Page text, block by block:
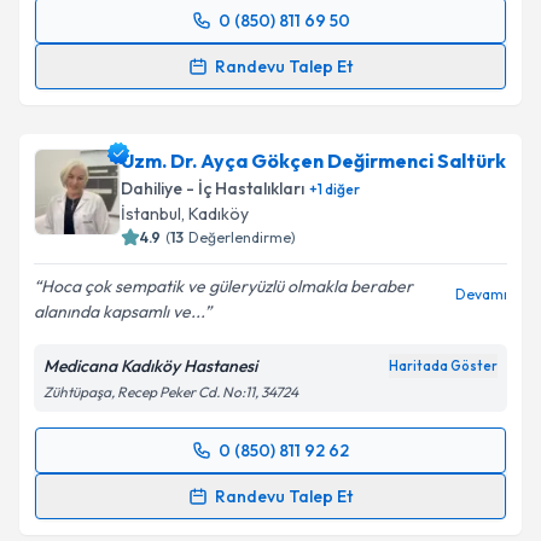
0 (850) 811 69 50
Randevu Talep Et
Randevu Takvimi Talebi
takvim hazırlandığında e-posta ile bilgilendireceğiz.
E-posta Adresiniz
Kişisel verilerimin işlenmesine ilişkin
kapsamda işlenmesini kabul ediyorum.
Takvim Talebini Gönder
Uzm. Dr. Ayça Gökçen Değirmenci Saltürk
Dahiliye - İç Hastalıkları +1diğer
İstanbul, Kadıköy
4.9 (13 Değerlendirme)
Hoca çok sempatik ve güleryüzlü olmakla beraber
alanında kapsamlı ve...
Devamı
Medicana Kadıköy Hastanesi Haritada Göster
Zühtüpaşa, Recep Peker Cd. No:11, 34724
0 (850) 811 92 62
Randevu Talep Et
Randevu Takvimi Talebi